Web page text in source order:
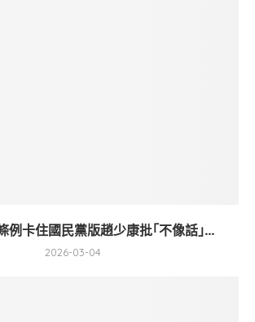
例卡住國民黨版趙少康批｢不像話｣...
2026-03-04